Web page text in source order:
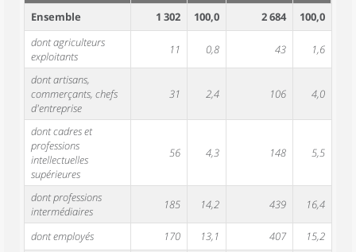
Ensemble 1 302 100,0 2 684
100,0
dont agriculteurs
exploitants
11 0,8 43 1,6
dont artisans,
commerçants, chefs
d'entreprise
31 2,4 106 4,0
dont cadres et
professions
intellectuelles
supérieures
56 4,3 148 5,5
dont professions
intermédiaires
185 14,2 439 16,4
dont employés 170 13,1 407
15,2